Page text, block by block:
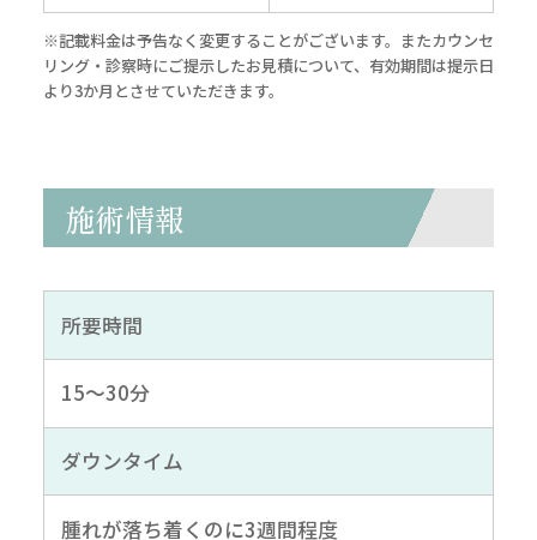
※記載料金は予告なく変更することがございます。またカウンセ
リング・診察時にご提示したお見積について、有効期間は提示日
より3か月とさせていただきます。
施術情報
所要時間
15～30分
ダウンタイム
腫れが落ち着くのに3週間程度